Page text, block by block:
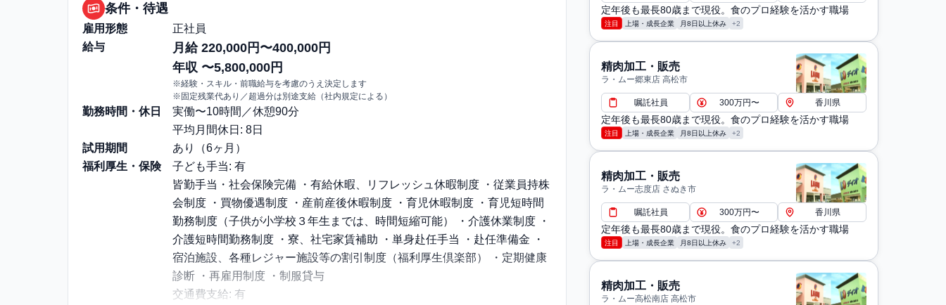
条件・待遇
雇用形態
正社員
給与
月給 220,000円〜400,000円
年収 〜5,800,000円
※経験・スキル・前職給与を考慮のうえ決定します
※固定残業代あり／超過分は別途支給（社内規定による）
勤務時間・休日
実働〜10時間／休憩90分
平均月間休日: 8日
試用期間
あり（6ヶ月）
福利厚生・保険
子ども手当: 有
皆勤手当・社会保険完備 ・有給休暇、リフレッシュ休暇制度 ・従業員持株
会制度 ・買物優遇制度 ・産前産後休暇制度 ・育児休暇制度 ・育児短時間
勤務制度（子供が小学校３年生までは、時間短縮可能） ・介護休業制度 ・
介護短時間勤務制度 ・寮、社宅家賃補助 ・単身赴任手当 ・赴任準備金 ・
宿泊施設、各種レジャー施設等の割引制度（福利厚生倶楽部） ・定期健康
診断 ・再雇用制度 ・制服貸与
交通費支給: 有
定年後も最長80歳まで現役。食のプロ経験を活かす職場
注目 上場・成長企業 月8日以上休み +2
精肉加工・販売
ラ・ムー郷東店 高松市
嘱託社員 300万円〜 香川県
定年後も最長80歳まで現役。食のプロ経験を活かす職場
注目 上場・成長企業 月8日以上休み +2
精肉加工・販売
ラ・ムー志度店 さぬき市
嘱託社員 300万円〜 香川県
定年後も最長80歳まで現役。食のプロ経験を活かす職場
注目 上場・成長企業 月8日以上休み +2
精肉加工・販売
ラ・ムー高松南店 高松市